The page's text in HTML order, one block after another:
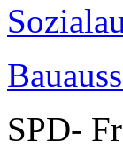
SPD-